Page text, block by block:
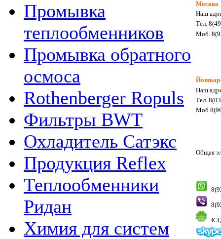
Промывка
теплообменников
Промывка обратного
осмоса
Rothenberger Ropuls
Фильтры BWT
Охладитель Сатэкс
Продукция Reflex
Теплообменники
Ридан
Химия для систем
Москва
Наш
Тел.
Моб.
Наш
Тел.
Моб
Общая